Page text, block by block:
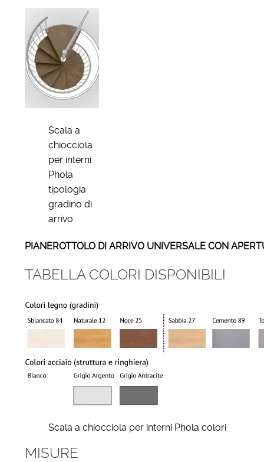
Scala a
chiocciola
per interni
Phola
tipologia
gradino di
arrivo
PIANEROTTOLO DI ARRIVO UNIVERSALE CON
TABELLA COLORI DISPONIBILI
Scala a chiocciola per interni Phola colori
MISURE